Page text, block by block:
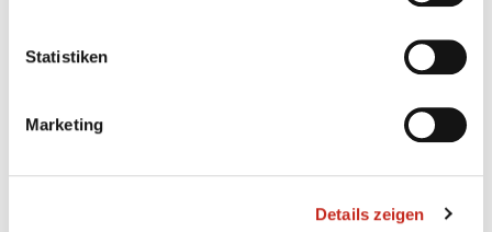
Statistiken
Marketing
Details zeigen
Erster Gradmesser gegen Topteam aus
Das vierte Testspiel seit dem Beginn der
Trainer Nicolej Krickau werden. Gegen den